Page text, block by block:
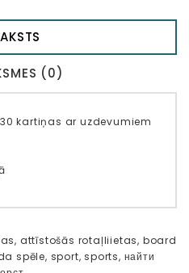
(0)
kartiņas ar uzdevumiem
, attīstošās rotaļliietas, board
spēle, sport,sports, найти